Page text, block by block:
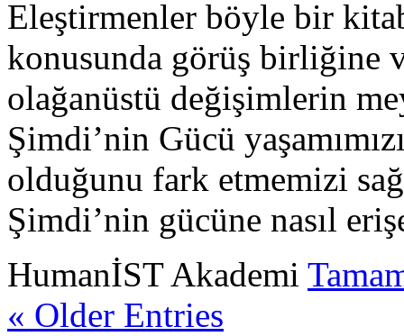
Eleştirmenler böyle bir
konusunda görüş birliğine
olağanüstü değişimlerin
Şimdi’nin Gücü
olduğunu fark etmemizi
Şimdi’nin gücüne nasıl
HumanİST Akademi
« Older Entries